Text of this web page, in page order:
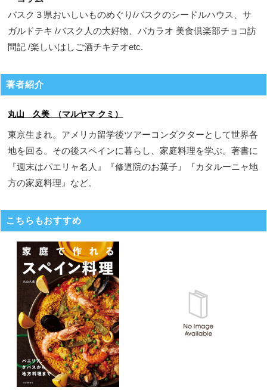
バスク３県おいしいものめぐり/バスクのシードルハウス、サ
ガルドテキ /バスク人の大好物、バカラオ 美食倶楽部チョコ訪
問記 /楽しいはしご酒チキテオetc.
著者紹介
丸山 久美 （マルヤマ クミ）
東京生まれ。アメリカ留学後ツアーコンダクターとして世界各
地を回る。その後スペインに暮らし、家庭料理を学ぶ。著書に
『週末はパエリャ名人』『修道院のお菓子』『カタルーニャ地
方の家庭料理』など。
こちらもおすすめ